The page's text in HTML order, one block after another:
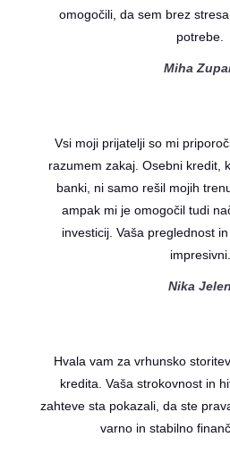
omogočili, da sem brez
potrebe.
Miha
Vsi moji prijatelji so mi
razumem zakaj. Osebni kredit,
banki, ni samo rešil mojih
ampak mi je omogočil tudi
investicij. Vaša preglednost
impresivni.
Nika Jelen
Hvala vam za vrhunsko
kredita. Vaša strokovnost in
zahteve sta pokazali, da ste
varno in stabilno